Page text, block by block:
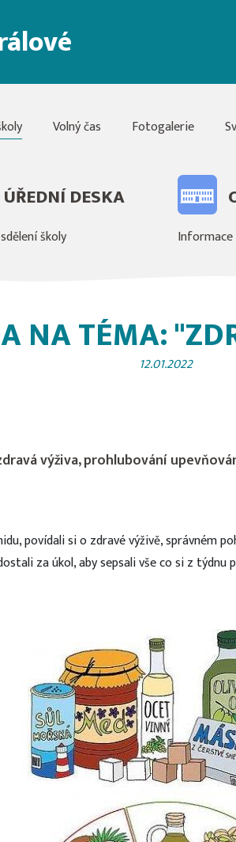
Volný čas Fotogalerie
ÚŘEDNÍ DESKA
školy Informace
NA TÉMA:
12.01.2022
výživa, prohlubování
povídali si o zdravé výživě, správném
za úkol, aby sepsali vše co si z